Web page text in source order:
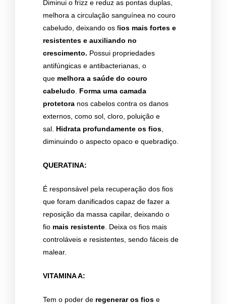
Diminui o frizz e reduz as pontas duplas,
melhora a circulação sanguínea no couro
cabeludo, deixando os fios mais fortes e
resistentes e auxiliando no
crescimento. Possui propriedades
antifúngicas e antibacterianas, o
que melhora a saúde do couro
cabeludo. Forma uma camada
protetora nos cabelos contra os danos
externos, como sol, cloro, poluição e
sal. Hidrata profundamente os fios,
diminuindo o aspecto opaco e quebradiço.
QUERATINA:
É responsável pela recuperação dos fios
que foram danificados capaz de fazer a
reposição da massa capilar, deixando o
fio mais resistente . Deixa os fios mais
controláveis e resistentes, sendo fáceis de
malear.
VITAMINA A:
Tem o poder de regenerar os fios e